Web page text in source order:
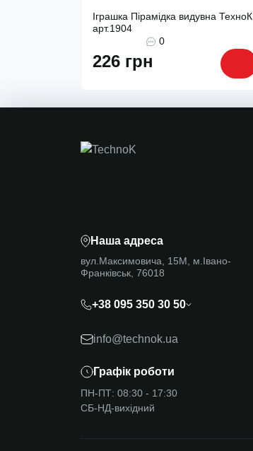
Іграшка Пірамідка видувна ТехноК
арт.1904
0
226 грн
Наша адреса
вул.Максимовича, 15М, м.Івано-
Франківськ, 76018
+38 095 350 30 50
info@technok.ua
Графік роботи
ПН-ПТ: 08:30 - 17:30
СБ-НД-вихідний